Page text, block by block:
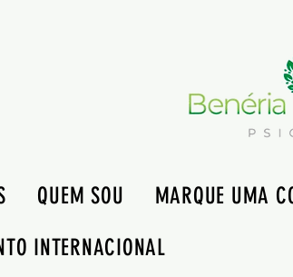
QUEM SOU MARQUE UMA
INTERNACIONAL